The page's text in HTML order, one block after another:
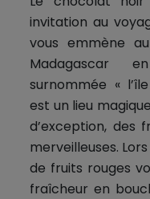
invitation au
vous emmène
Madagascar
surnommée «
est un lieu
d’exception, des
merveilleuses.
de fruits rouges
fraîcheur en